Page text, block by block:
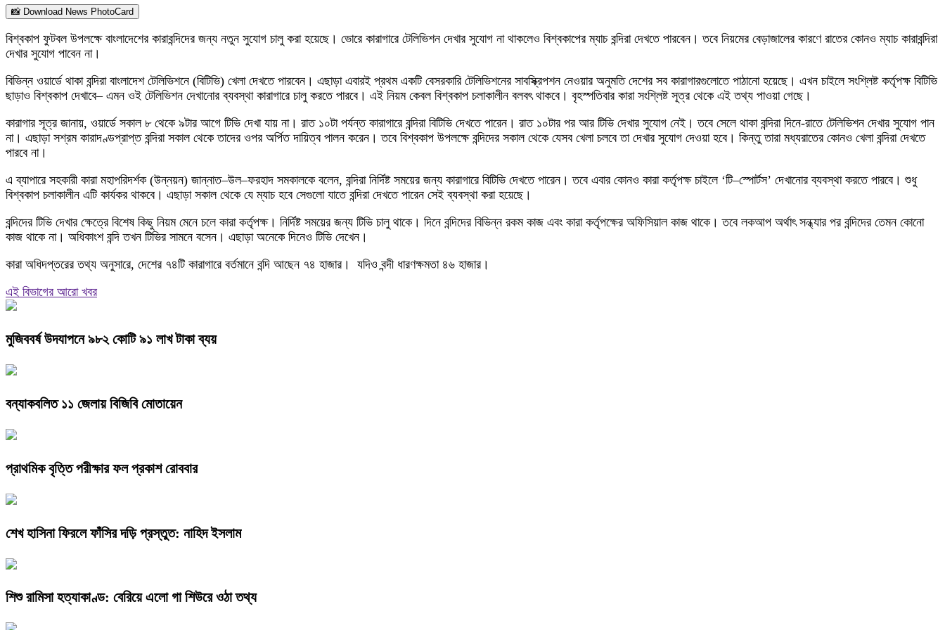
📸 Download News PhotoCard
বিশ্বকাপ ফুটবল উপলক্ষে বাংলাদেশের কারাবন্দিদের জন্য নতুন সুযোগ চালু করা হয়েছে। ভোরে কারাগারে টেলিভিশন দেখার সুযোগ না থাকলেও বিশ্বকাপের ম্যাচ বন্দিরা দেখতে পারবেন। তবে নিয়মের বেড়াজালের কারণে রাতের কোনও ম্যাচ কারাবন্দিরা
দেখার সুযোগ পাবেন না।
বিভিন্ন ওয়ার্ডে থাকা বন্দিরা বাংলাদেশ টেলিভিশনে (বিটিভি) খেলা দেখতে পারবেন। এছাড়া এবারই প্রথম একটি বেসরকারি টেলিভিশনের সাবস্ক্রিপশন নেওয়ার অনুমতি দেশের সব কারাগারগুলোতে পাঠানো হয়েছে। এখন চাইলে সংশ্লিষ্ট কর্তৃপক্ষ বিটিভি
ছাড়াও বিশ্বকাপ দেখাবে– এমন ওই টেলিভিশন দেখানোর ব্যবস্থা কারাগারে চালু করতে পারবে। এই নিয়ম কেবল বিশ্বকাপ চলাকালীন বলবৎ থাকবে। বৃহস্পতিবার কারা সংশ্লিষ্ট সূত্র থেকে এই তথ্য পাওয়া গেছে।
কারাগার সূত্র জানায়, ওয়ার্ডে সকাল ৮ থেকে ৯টার আগে টিভি দেখা যায় না। রাত ১০টা পর্যন্ত কারাগারে বন্দিরা বিটিভি দেখতে পারেন। রাত ১০টার পর আর টিভি দেখার সুযোগ নেই। তবে সেলে থাকা বন্দিরা দিনে-রাতে টেলিভিশন দেখার সুযোগ পান
না। এছাড়া সশ্রম কারাদণ্ডপ্রাপ্ত বন্দিরা সকাল থেকে তাদের ওপর অর্পিত দায়িত্ব পালন করেন। তবে বিশ্বকাপ উপলক্ষে বন্দিদের সকাল থেকে যেসব খেলা চলবে তা দেখার সুযোগ দেওয়া হবে। কিন্তু তারা মধ্যরাতের কোনও খেলা বন্দিরা দেখতে
পারবে না।
এ ব্যাপারে সহকারী কারা মহাপরিদর্শক (উন্নয়ন) জান্নাত–উল–ফরহাদ সমকালকে বলেন, বন্দিরা নির্দিষ্ট সময়ের জন্য কারাগারে বিটিভি দেখতে পারেন। তবে এবার কোনও কারা কর্তৃপক্ষ চাইলে ‘টি–স্পোর্টস’ দেখানোর ব্যবস্থা করতে পারবে। শুধু
বিশ্বকাপ চলাকালীন এটি কার্যকর থাকবে। এছাড়া সকাল থেকে যে ম্যাচ হবে সেগুলো যাতে বন্দিরা দেখতে পারেন সেই ব্যবস্থা করা হয়েছে।
বন্দিদের টিভি দেখার ক্ষেত্রে বিশেষ কিছু নিয়ম মেনে চলে কারা কর্তৃপক্ষ। নির্দিষ্ট সময়ের জন্য টিভি চালু থাকে। দিনে বন্দিদের বিভিন্ন রকম কাজ এবং কারা কর্তৃপক্ষের অফিসিয়াল কাজ থাকে। তবে লকআপ অর্থাৎ সন্ধ্যার পর বন্দিদের তেমন কোনো
কাজ থাকে না। অধিকাংশ বন্দি তখন টিভির সামনে বসেন। এছাড়া অনেকে দিনেও টিভি দেখেন।
কারা অধিদপ্তরের তথ্য অনুসারে, দেশের ৭৪টি কারাগারে বর্তমানে বন্দি আছেন ৭৪ হাজার। যদিও বন্দী ধারণক্ষমতা ৪৬ হাজার।
এই বিভাগের আরো খবর
মুজিববর্ষ উদযাপনে ৯৮২ কোটি ৯১ লাখ টাকা ব্যয়
বন্যাকবলিত ১১ জেলায় বিজিবি মোতায়েন
প্রাথমিক বৃত্তি পরীক্ষার ফল প্রকাশ রোববার
শেখ হাসিনা ফিরলে ফাঁসির দড়ি প্রস্তুত: নাহিদ ইসলাম
শিশু রামিসা হত্যাকাণ্ড: বেরিয়ে এলো গা শিউরে ওঠা তথ্য